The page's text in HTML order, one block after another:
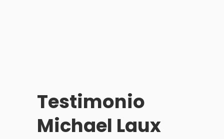
Testimonio
Michael Laux